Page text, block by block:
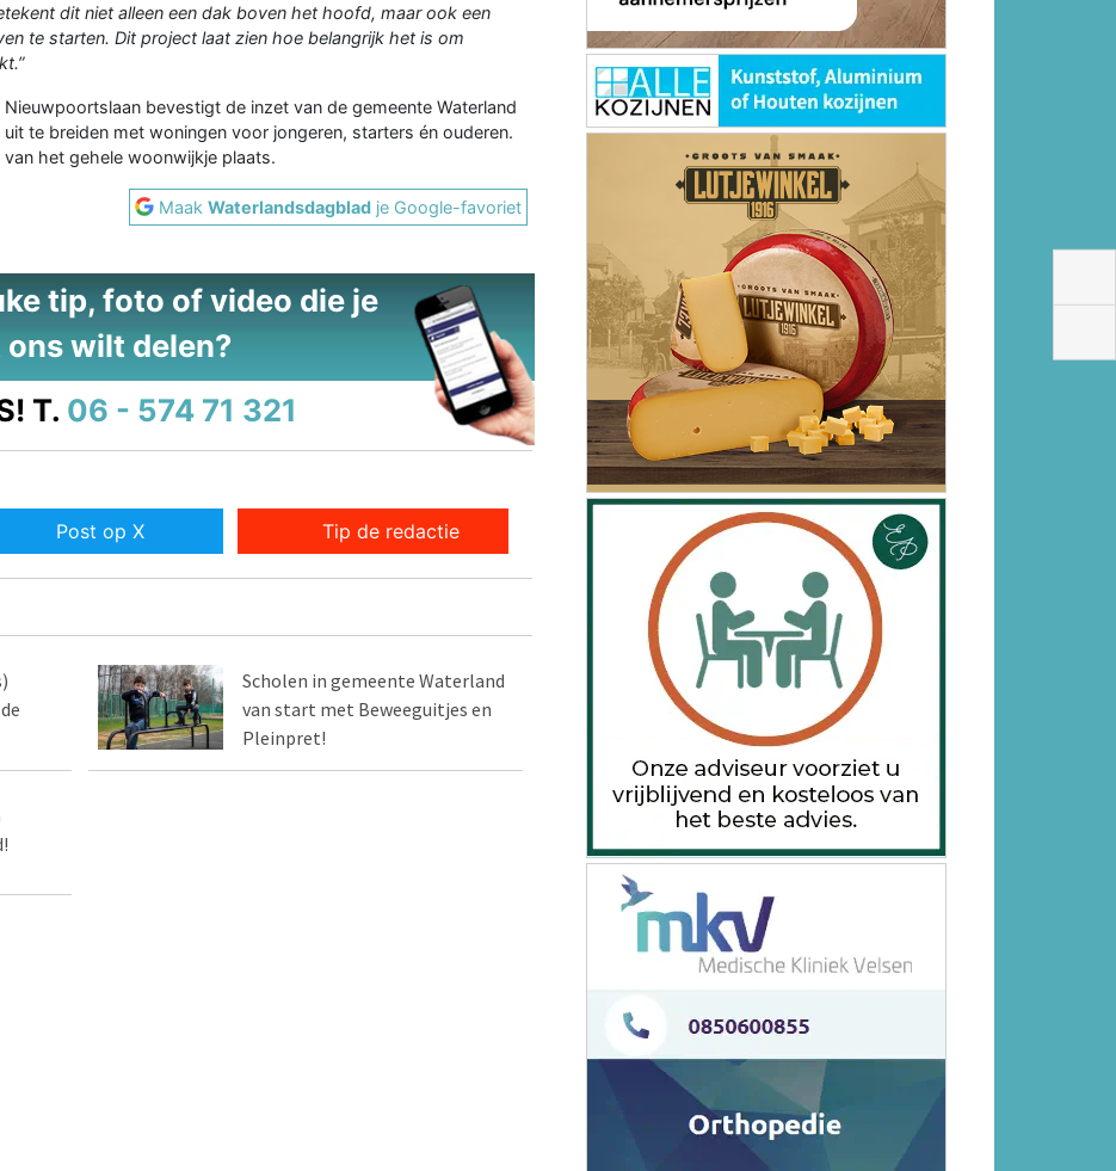
dit niet alleen een dak boven het hoofd, maar ook een
te starten. Dit project laat zien hoe belangrijk het is om
bevestigt de inzet van de gemeente Waterland
te breiden met woningen voor jongeren, starters én ouderen.
het gehele woonwijkje plaats.
MaakWaterlandsdagblad je Google-favoriet
tip, foto of video die je
ons wilt delen?
T. 06 - 574 71 321
Post op X Tip de redactie
Scholen in gemeente Waterland
van start met Beweeguitjes en
Pleinpret!